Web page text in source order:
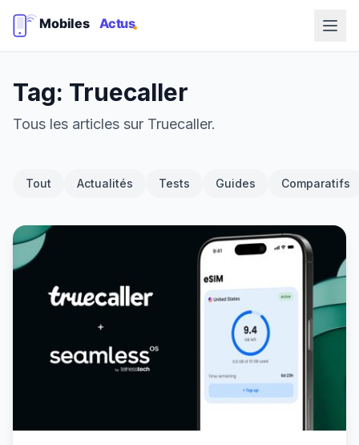
Tag: Truecaller
Tous les articles sur Truecaller.
Tout Actualités Tests Guides Comparatifs